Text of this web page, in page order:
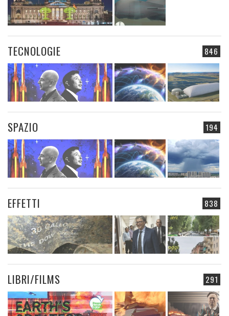
846
TECNOLOGIE
194
SPAZIO
838
EFFETTI
291
LIBRI/FILMS